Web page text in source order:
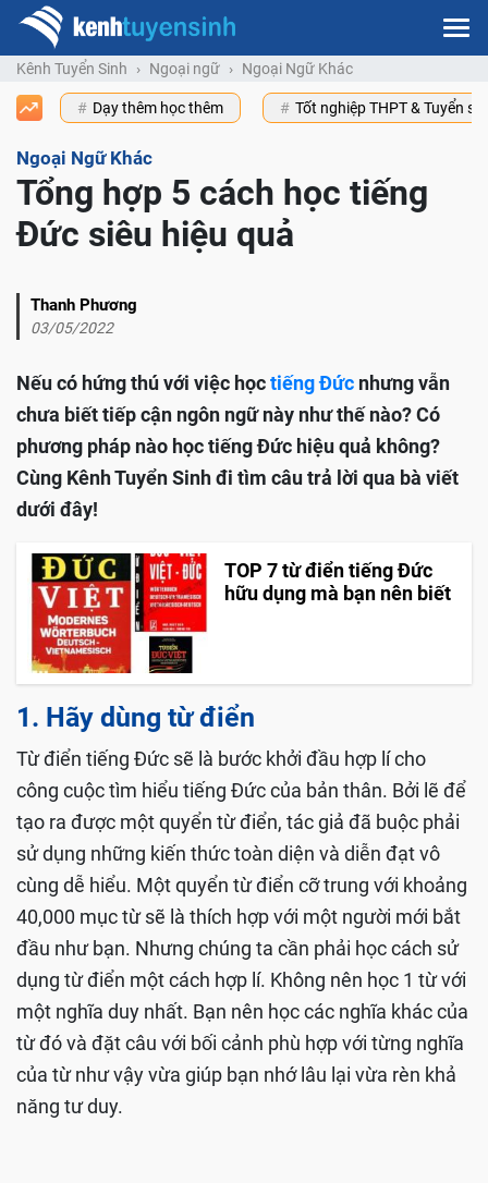
Kênh Tuyển Sinh Ngoại ngữ Ngoại Ngữ Khác
Dạy thêm học thêm Tốt nghiệp THPT & Tuyển
Ngoại Ngữ Khác
Tổng hợp 5 cách học tiếng
Đức siêu hiệu quả
Thanh Phương
03/05/2022
Nếu có hứng thú với việc họctiếng Đức nhưng vẫn
chưa biết tiếp cận ngôn ngữ này như thế nào? Có
phương pháp nào học tiếng Đức hiệu quả không?
Cùng Kênh Tuyển Sinh đi tìm câu trả lời qua bà viết
dưới đây!
TOP 7 từ điển tiếng Đức
hữu dụng mà bạn nên biết
1. Hãy dùng từ điển
Từ điển tiếng Đức sẽ là bước khởi đầu hợp lí cho
công cuộc tìm hiểu tiếng Đức của bản thân. Bởi lẽ để
tạo ra được một quyển từ điển, tác giả đã buộc phải
sử dụng những kiến thức toàn diện và diễn đạt vô
cùng dễ hiểu. Một quyển từ điển cỡ trung với khoảng
40,000 mục từ sẽ là thích hợp với một người mới bắt
đầu như bạn. Nhưng chúng ta cần phải học cách sử
dụng từ điển một cách hợp lí. Không nên học 1 từ với
một nghĩa duy nhất. Bạn nên học các nghĩa khác của
từ đó và đặt câu với bối cảnh phù hợp với từng nghĩa
của từ như vậy vừa giúp bạn nhớ lâu lại vừa rèn khả
năng tư duy.